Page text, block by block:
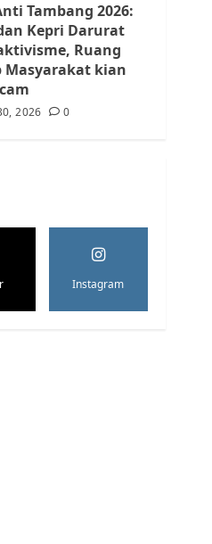
Tambang 2026:
Kepri Darurat
Ruang
Masyarakat kian
2026 0
Instagram